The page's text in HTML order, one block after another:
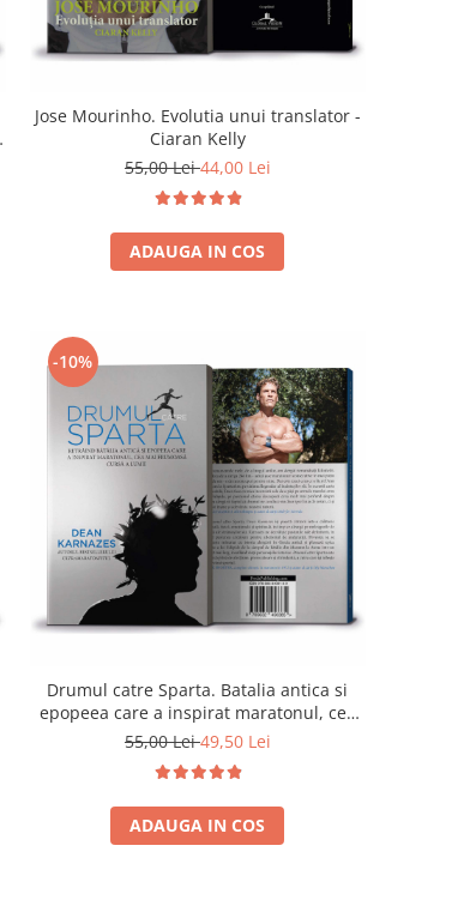
Jose Mourinho. Evolutia unui translator -
Ciaran Kelly
55,00 Lei44,00 Lei
ADAUGA IN COS
-10%
Drumul catre Sparta. Batalia antica si
epopeea care a inspirat maratonul, cea
mai frumoasa cursa a lumii - Dean
55,00 Lei49,50 Lei
ADAUGA IN COS